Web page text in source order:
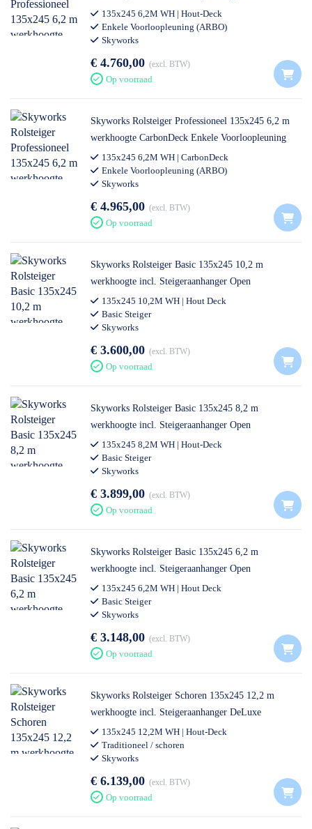
Steigeraanhanger DeLuxe
135x245 6,2M WH | Hout-Deck
Enkele Voorloopleuning (ARBO)
Skyworks
€ 4.760,00 excl. BTW
Op voorraad
Skyworks Rolsteiger Professioneel 135x245 6,2 m
werkhoogte CarbonDeck Enkele Voorloopleuning
incl. Steigeraanhanger DeLuxe
135x245 6,2M WH | CarbonDeck
Enkele Voorloopleuning (ARBO)
Skyworks
€ 4.965,00 excl. BTW
Op voorraad
Skyworks Rolsteiger Basic 135x245 10,2 m
werkhoogte incl. Steigeraanhanger Open
135x245 10,2M WH | Hout Deck
Basic Steiger
Skyworks
€ 3.600,00 excl. BTW
Op voorraad
Skyworks Rolsteiger Basic 135x245 8,2 m
werkhoogte incl. Steigeraanhanger Open
135x245 8,2M WH | Hout-Deck
Basic Steiger
Skyworks
€ 3.899,00 excl. BTW
Op voorraad
Skyworks Rolsteiger Basic 135x245 6,2 m
werkhoogte incl. Steigeraanhanger Open
135x245 6,2M WH | Hout Deck
Basic Steiger
Skyworks
€ 3.148,00 excl. BTW
Op voorraad
Skyworks Rolsteiger Schoren 135x245 12,2 m
werkhoogte incl. Steigeraanhanger DeLuxe
135x245 12,2M WH | Hout-Deck
Traditioneel / schoren
Skyworks
€ 6.139,00 excl. BTW
Op voorraad